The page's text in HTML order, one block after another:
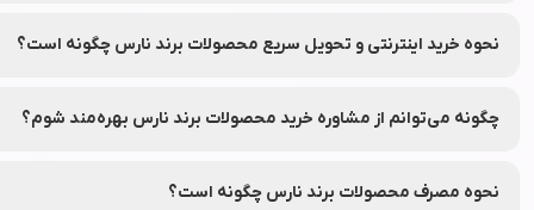
نحوه خرید اینترنتی و تحویل سریع محصولات برند نارس چگونه است؟
چگونه می‌توانم از مشاوره خرید محصولات برند نارس بهره‌مند شوم؟
نحوه مصرف محصولات برند نارس چگونه است؟